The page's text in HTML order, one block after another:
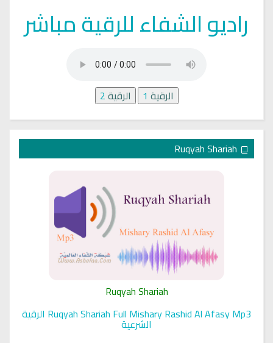
راديو الشفاء للرقية مباشر
الرقية 1 الرقية2
Ruqyah Shariah
Ruqyah Shariah Full Mishary Rashid Al Afasy Mp3 الرقية
الشرعية